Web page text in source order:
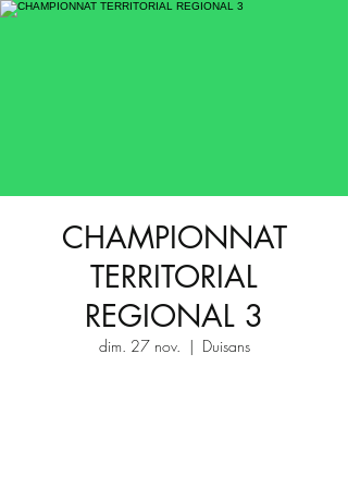
CHAMPIONNAT
TERRITORIAL
REGIONAL 3
dim. 27 nov.
  |
Duisans